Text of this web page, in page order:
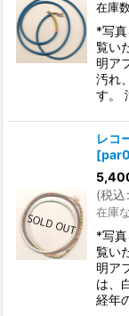
在庫
*写
覧い
明ア
汚れ
す。
レコ
[
(税込:
在庫
*写
覧い
明ア
は、
経年